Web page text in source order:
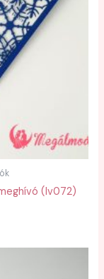
(lv072)